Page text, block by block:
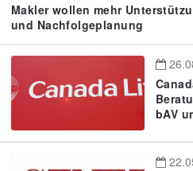
Makler wollen mehr
und Nachfolgeplanung
bAV